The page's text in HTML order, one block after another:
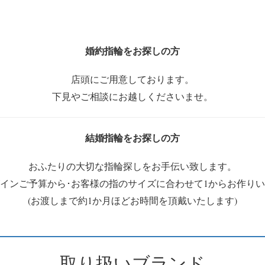
婚約指輪をお探しの方
店頭にご用意しております。
下見やご相談にお越しくださいませ。
結婚指輪をお探しの方
おふたりの大切な指輪探しをお手伝い致します。
ンご予算から･お客様の指のサイズに合わせて1からお作りい
(お渡しまで約1か月ほどお時間を頂戴いたします)